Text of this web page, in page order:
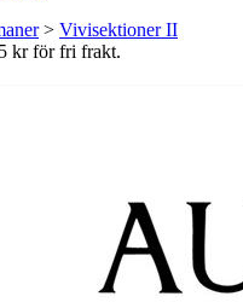
> Vivisektioner II
kr för fri frakt.